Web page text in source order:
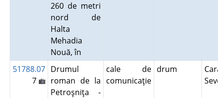
260 de metri
nord de
Halta
Mehadia
Nouă, în
51788.07
7
Drumul
roman de la
Petroşniţa -
cale de
comunicaţie
drum